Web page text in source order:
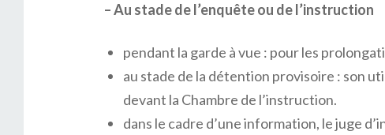
– Au stade de l’enquête ou de l’instruction
pendant la garde à vue : pour les
au stade de la détention provisoire : son
devant la Chambre de l’instruction.
dans le cadre d’une information, le juge